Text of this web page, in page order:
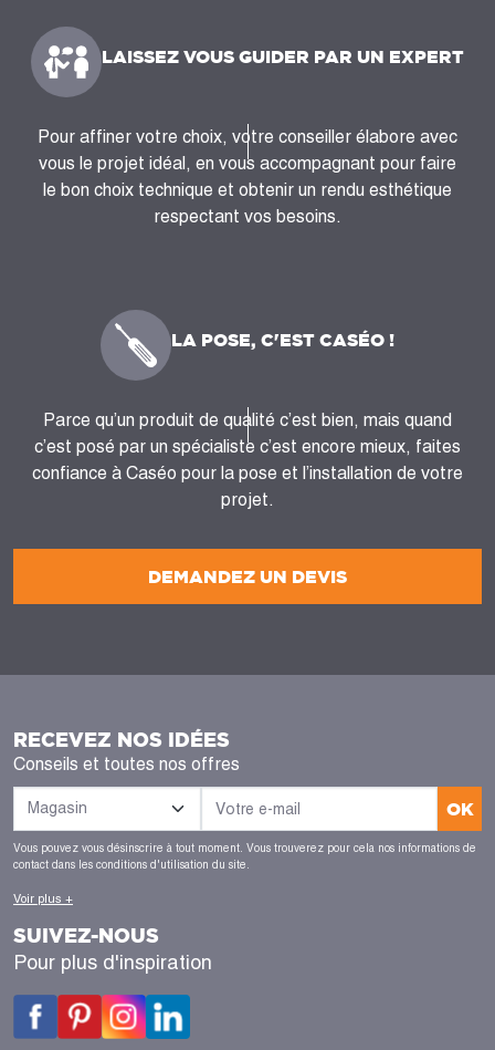
DEMANDEZ UN DEVIS
LAISSEZ VOUS GUIDER PAR UN EXPERT
Pour affiner votre choix, votre conseiller élabore avec
vous le projet idéal, en vous accompagnant pour faire
le bon choix technique et obtenir un rendu esthétique
respectant vos besoins.
LA POSE, C'EST CASÉO !
Parce qu’un produit de qualité c’est bien, mais quand
c’est posé par un spécialiste c’est encore mieux, faites
confiance à Caséo pour la pose et l’installation de votre
projet.
RECEVEZ NOS IDÉES
Conseils et toutes nos offres
OK
Vous pouvez vous désinscrire à tout moment. Vous trouverez pour cela nos informations de
contact dans les conditions d'utilisation du site.
Voir plus +
SUIVEZ-NOUS
Pour plus d'inspiration